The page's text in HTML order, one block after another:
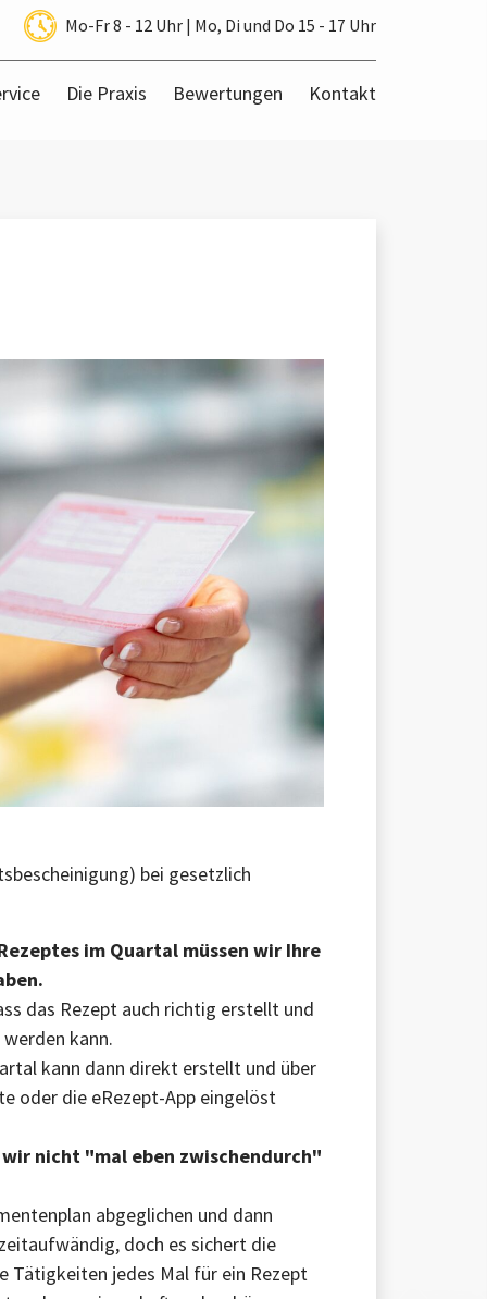
Mo-Fr 8 - 12 Uhr | Mo, Di und Do 15 - 17 Uhr
Die Praxis Bewertungen Kontakt
bei gesetzlich
im Quartal müssen wir Ihre
das Rezept auch richtig erstellt und
kann.
kann dann direkt erstellt und über
oder die eRezept-App eingelöst
nicht "mal eben zwischendurch"
abgeglichen und dann
doch es sichert die
Tätigkeiten jedes Mal für ein Rezept